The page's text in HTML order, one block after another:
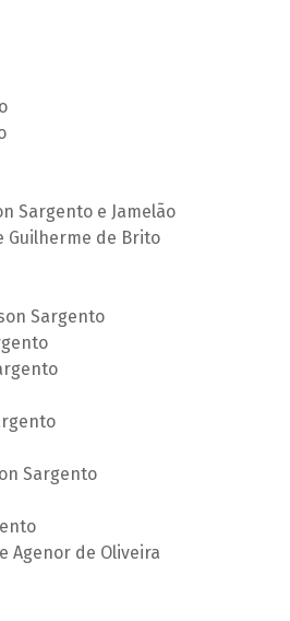
Sargento e Jamelão
Guilherme de Brito
Sargento
Sargento
Agenor de Oliveira